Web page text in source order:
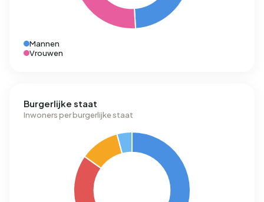
Mannen
Vrouwen
Burgerlijke staat
Inwoners per burgerlijke staat